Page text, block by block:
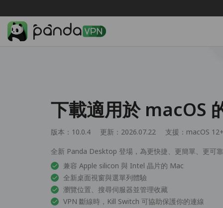
下載適用於 macOS
版本：10.0.4 更新：2026.07.22 支援： macOS
全新 Panda Desktop 登場，為更快捷、更簡單、更可
兼容 Apple silicon 與 Intel 晶片的 Mac
全新桌面視窗與選單列體驗
瀏覽位置、搜尋伺服器並管理收藏
VPN 斷線時，Kill Switch 可協助保護你的連線